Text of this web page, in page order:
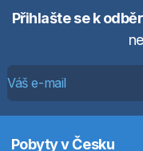
Přihlašte se k
Pobyty v Česku